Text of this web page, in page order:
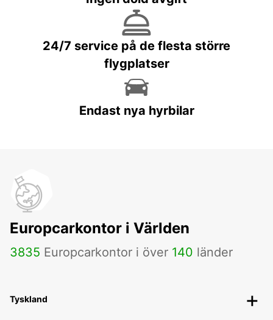
24/7 service på de flesta större
flygplatser
Endast nya hyrbilar
Europcarkontor i Världen
3835 Europcarkontor i över 140 länder
Tyskland